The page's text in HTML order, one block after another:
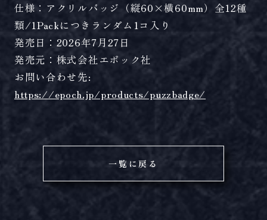
仕様：アクリルバッジ（縦60×横60mm）全12種
類/1Packにつきランダム1コ入り
発売日：2026年7月27日
発売元：株式会社エポック社
お問い合わせ先:
https://epoch.jp/products/puzzbadge/
一覧に戻る